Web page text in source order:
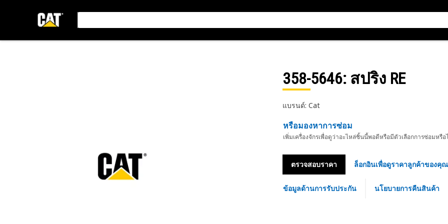
358-5646: สปริง RE
แบรนด์: Cat
หรือมองหาการซ่อม
เพิ่มเครื่องจักรเพื่อดูว่าอะไหล่ชิ้นนี้พอดีหรือมีตัวเลือกการซ่อมหรือ
ตรวจสอบราคา ล็อกอินเพื่อดูราคาลูกค้าของคุณ
ข้อมูลด้านการรับประกัน นโยบายการคืนสินค้า